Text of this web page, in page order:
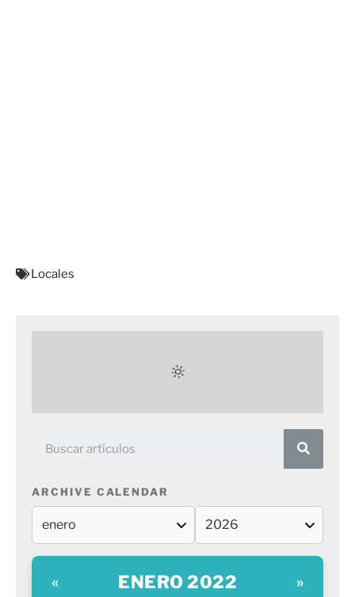
Locales
ARCHIVE CALENDAR
« ENERO 2022 »